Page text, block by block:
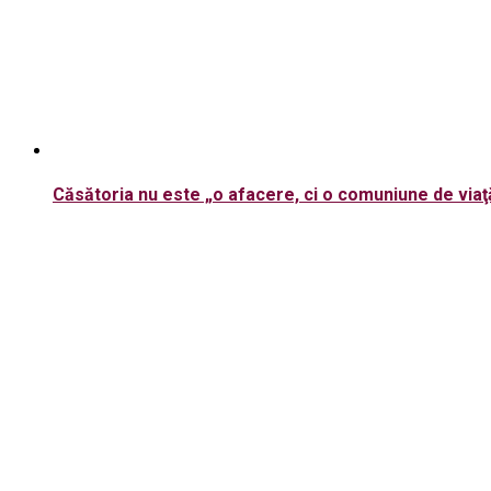
Căsătoria nu este „o afacere, ci o comuniune de